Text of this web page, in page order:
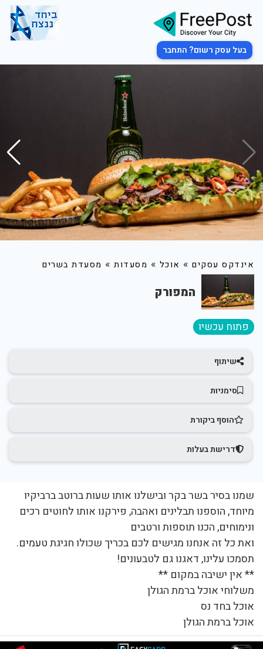
בעל עסק רשום? התחבר
אינדקס עסקים » אוכל » מסעדות » מסעדת בשרים
המפורק
פתוח עכשיו
שיתוף
סימניות
הוסף ביקורת
דרישת בעלות
שמנו בסיר בשר בקר ובישלנו אותו שעות ברוטב ברביקיו
מיוחד, הוספנו תבלינים ואהבה, פירקנו אותו לחוטים רכים
ונימוחים, הכנו תוספות ורטבים
ואת כל זה אנחנו מגישים לכם בכריך שכולו חגיגת טעמים.
תסמכו עלינו, דאגנו גם לטבעונים!
** אין ישיבה במקום **
משלוחי אוכל ברמת הגולן
אוכל בחד נס
אוכל ברמת הגולן